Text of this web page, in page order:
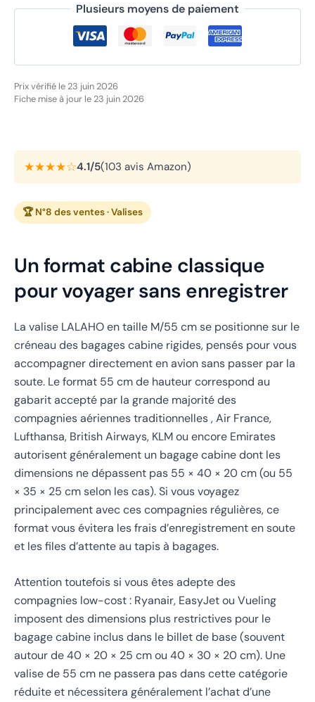
Plusieurs moyens de paiement
Prix vérifié le 23 juin 2026
Fiche mise à jour le 23 juin 2026
★★★★☆4.1/5(103 avis Amazon)
🏆 N°8 des ventes · Valises
Un format cabine classique
pour voyager sans enregistrer
La valise LALAHO en taille M/55 cm se positionne sur le
créneau des bagages cabine rigides, pensés pour vous
accompagner directement en avion sans passer par la
soute. Le format 55 cm de hauteur correspond au
gabarit accepté par la grande majorité des
compagnies aériennes traditionnelles , Air France,
Lufthansa, British Airways, KLM ou encore Emirates
autorisent généralement un bagage cabine dont les
dimensions ne dépassent pas 55 × 40 × 20 cm (ou 55
× 35 × 25 cm selon les cas). Si vous voyagez
principalement avec ces compagnies régulières, ce
format vous évitera les frais d’enregistrement en soute
et les files d’attente au tapis à bagages.
Attention toutefois si vous êtes adepte des
compagnies low-cost : Ryanair, EasyJet ou Vueling
imposent des dimensions plus restrictives pour le
bagage cabine inclus dans le billet de base (souvent
autour de 40 × 20 × 25 cm ou 40 × 30 × 20 cm). Une
valise de 55 cm ne passera pas dans cette catégorie
réduite et nécessitera généralement l’achat d’une